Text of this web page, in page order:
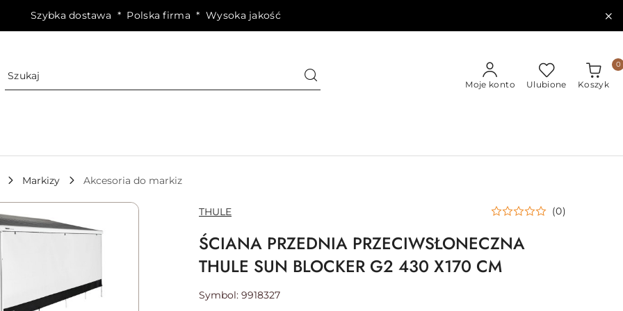
Szybka dostawa * Polska firma * Wysoka jakość
Moje konto Ulubione Koszyk
0
Markizy Akcesoria do markiz
NAZWA
PRODUCENTA:
THULE (0)
ŚCIANA PRZEDNIA PRZECIWSŁONECZNA
THULE SUN BLOCKER G2 430 X170 CM
Symbol: 9918327